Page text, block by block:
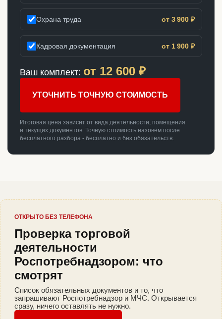
Охрана труда от 3 900 ₽
Кадровая документация от 1 900 ₽
Ваш комплект: от 12 600 ₽
УТОЧНИТЬ ТОЧНУЮ СТОИМОСТЬ
Итоговая цена зависит от вида деятельности, помещения
и текущих документов. Точную стоимость назовём после
бесплатного разбора - бесплатно и без обязательств.
ОТКРЫТО БЕЗ ТЕЛЕФОНА
Проверка торговой
деятельности
Роспотребнадзором: что
смотрят
Список обязательных документов и то, что
запрашивают Роспотребнадзор и МЧС. Открывается
сразу, ничего оставлять не нужно.